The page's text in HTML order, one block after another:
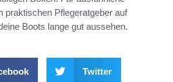
praktischen Pflegeratgeber auf
Boots lange gut aussehen.
Twitter